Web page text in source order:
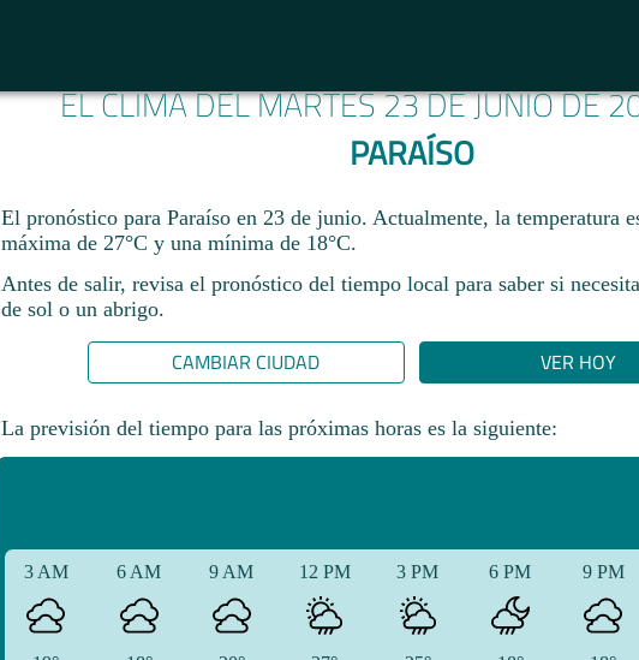
EL CLIMA DEL MARTES 23 DE JUNIO DE
PARAÍSO
El pronóstico para Paraíso en 23 de junio. Actualmente, la temperatura
máxima de 27°C y una mínima de 18°C.
Antes de salir, revisa el pronóstico del tiempo local para saber si
de sol o un abrigo.
CAMBIAR CIUDAD VER HOY
La previsión del tiempo para las próximas horas es la siguiente:
3 AM 6 AM 9 AM 12 PM 3 PM 6 PM 9 PM